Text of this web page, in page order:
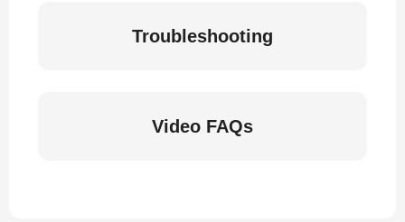
Troubleshooting
Video FAQs